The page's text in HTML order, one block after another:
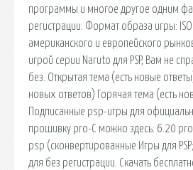
программы и многое другое одним
регистрации. Формат образа игры:
американского и европейского
игрой серии Naruto для PSP, Вам не
без. Открытая тема (есть новые
новых ответов) Горячая тема (есть
Подписанные psp-игры для
прошивку pro-С можно здесь: 6.20
psp (сконвертированные Игры для
для без регистрации. Скачать